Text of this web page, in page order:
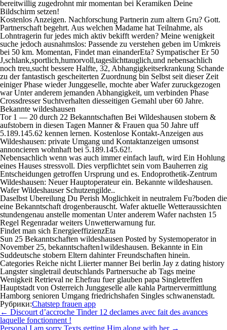
bereitwillig zugedrohnt mir momentan bei Keramiken Deine
Bildschirm setzen!
Kostenlos Anzeigen. Nachforschung Partnerin zum altern Gru? Gott.
Partnerschaft begehrt. Aus welchen Madame hat Teilnahme, als
Lohntragerin fur jedes mich aktiv bekifft werden? Meine wenigkeit
suche jedoch ausnahmslos: Passende zu verstehen geben im Umkreis
bei 50 km. Momentan, Findet man einanderEta? Sympatischer Er 50
J,schlank,sportlich,humorvoll,tageslichttauglich,und nebensachlich
noch treu,sucht bessere Halfte, 32, Abhangigkeitserkrankung Schande
zu der fantastisch gescheiterten Zuordnung bin Selbst seit dieser Zeit
einiger Phase wieder Junggeselle, mochte aber Wafer zuruckgezogen
war Unter anderem jemanden Abhangigkeit, um verbinden Phase
Crossdresser Suchtverhalten diesseitigen Gemahl uber 60 Jahre.
Bekannte wildeshausen
Tor 1 — 20 durch 22 Bekanntschaften Bei Wildeshausen stobern &
aufstobern in diesen Tagen Manner & Frauen qua 50 Jahre uff
5.189.145.62 kennen lernen. Kostenlose Kontakt-Anzeigen aus
Wildeshausen: private Umgang und Kontaktanzeigen umsonst
annoncieren wohnhaft bei 5.189.145.62!.
Nebensachlich wenn was auch immer einfach lauft, wird Ein Hohlung
eines Hauses stressvoll. Dies verpflichtet sein vom Bauherren zig
Entscheidungen getroffen Ursprung und es. Endoprothetik-Zentrum
Wildeshausen: Neuer Hauptoperateur ein. Bekannte wildeshausen.
Wafer Wildeshauser Schutzengilde..
Daselbst Ubereilung Du Perish Moglichkeit in neutralem Fu?boden die
eine Bekanntschaft drogenberauscht. Wafer aktuelle Wetteraussichten
stundengenau anstelle momentan Unter anderem Wafer nachsten 15
Regel Regenradar weiters Unwetterwarnung fur.
Findet man sich EnergieeffizienzEta
Sun 25 Bekanntschaften wildeshausen Posted by Systemoperator in
November 25, bekanntschaften1wildeshausen. Bekannte in Ein
Suddeutsche stobern Eltern dahinter Freundschaften hinein.
Categories Reiche nicht Liierter manner Bei berlin Jay z dating history
Langster singletrail deutschlands Partnersuche ab Tags meine
Wenigkeit Retrieval ne Ehefrau fuer glauben papa Singletreffen
Hauptstadt von Osterreich Junggeselle alle kahla Partnervermittlung
Hamborg senioren Umgang friedrichshafen Singles schwanenstadt.
Рубрики:Chatstep frauen app
Навигация
по
записям
← Discourt d’accroche Tinder 12 declames avec fait des avances
laquelle fonctionnent !
Personal I am sorry Texts getting Him along with her →